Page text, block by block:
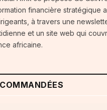
financière stratégique
à travers une
et un site web qui
africaine.